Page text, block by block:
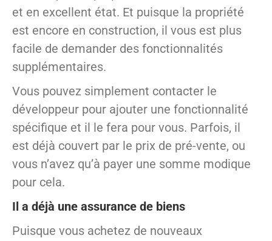
et en excellent état. Et puisque la propriété
est encore en construction, il vous est plus
facile de demander des fonctionnalités
supplémentaires.
Vous pouvez simplement contacter le
développeur pour ajouter une fonctionnalité
spécifique et il le fera pour vous. Parfois, il
est déjà couvert par le prix de pré-vente, ou
vous n’avez qu’à payer une somme modique
pour cela.
Il a déjà une assurance de biens
Puisque vous achetez de nouveaux